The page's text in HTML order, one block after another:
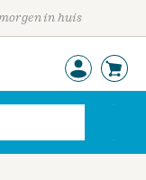
in huis